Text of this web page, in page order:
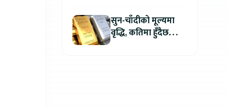
सुन-चाँदीको मूल्यमा
वृद्धि, कतिमा हुँदैछ